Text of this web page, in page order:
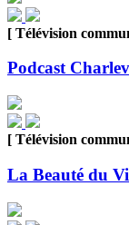
[ Télévision
Podcast
[ Télévision
La Beauté du